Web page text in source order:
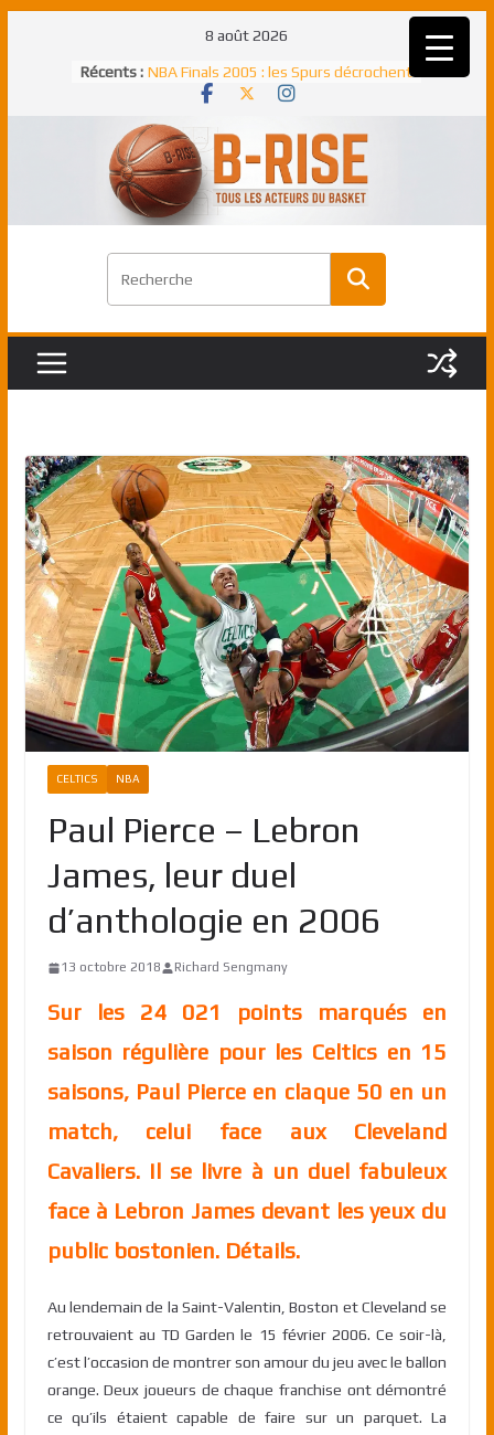
8 août 2026
Récents : meilleur défenseur d’une saison NBA
NBA Finals 2005 : les Spurs décrochent
face aux Pistons
NBA Finals 2021 : les Bucks et Giannis
Antetokounmpo triomphent, le Greek
Freek élu MVP
Shai Gilgeous-Alexander : son premier
canadien transcendant face aux Spurs
Pau Gasol dans l’histoire en 2002 :
l’année
CELTICS NBA
Paul Pierce – Lebron
James, leur duel
d’anthologie en 2006
13 octobre 2018 Richard Sengmany
Sur les 24 021 points marqués en
saison régulière pour les Celtics en 15
saisons, Paul Pierce en claque 50 en un
match, celui face aux Cleveland
Cavaliers. Il se livre à un duel fabuleux
face à Lebron James devant les yeux du
public bostonien. Détails.
Au lendemain de la Saint-Valentin, Boston et Cleveland se
retrouvaient au TD Garden le 15 février 2006. Ce soir-là,
c’est l’occasion de montrer son amour du jeu avec le ballon
orange. Deux joueurs de chaque franchise ont démontré
ce qu’ils étaient capable de faire sur un parquet. La